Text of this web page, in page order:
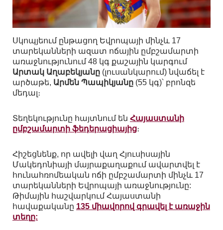
Սկոպյեում ընթացող Եվրոպայի մինչև 17
տարեկանների ազատ ոճային ըմբշամարտի
առաջնությունում 48 կգ քաշային կարգում
Արտակ Աղաբեկյանը (լուսանկարում) նվաճել է
արծաթե, Արմեն Պապիկյանը (55 կգ)՝ բրոնզե
մեդալ։
Տեղեկությունը հայտնում են Հայաստանի
ըմբշամարտի ֆեդերացիայից։
Հիշեցնենք, որ ավելի վաղ Հյուսիսային
Մակեդոնիայի մայրաքաղաքում ավարտվել է
հունահռոմեական ոճի ըմբշամարտի մինչև 17
տարեկանների Եվրոպայի առաջնությունը:
Թիմային հաշվարկում Հայաստանի
հավաքականը 135 միավորով գրավել է առաջին
տեղը: